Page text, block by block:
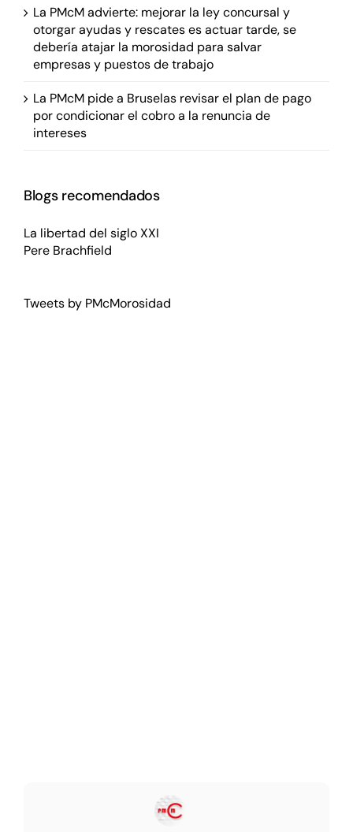
La PMcM advierte: mejorar la ley concursal y
otorgar ayudas y rescates es actuar tarde, se
debería atajar la morosidad para salvar
empresas y puestos de trabajo
La PMcM pide a Bruselas revisar el plan de pago
por condicionar el cobro a la renuncia de
intereses
Blogs recomendados
La libertad del siglo XXI
Pere Brachfield
Tweets by PMcMorosidad